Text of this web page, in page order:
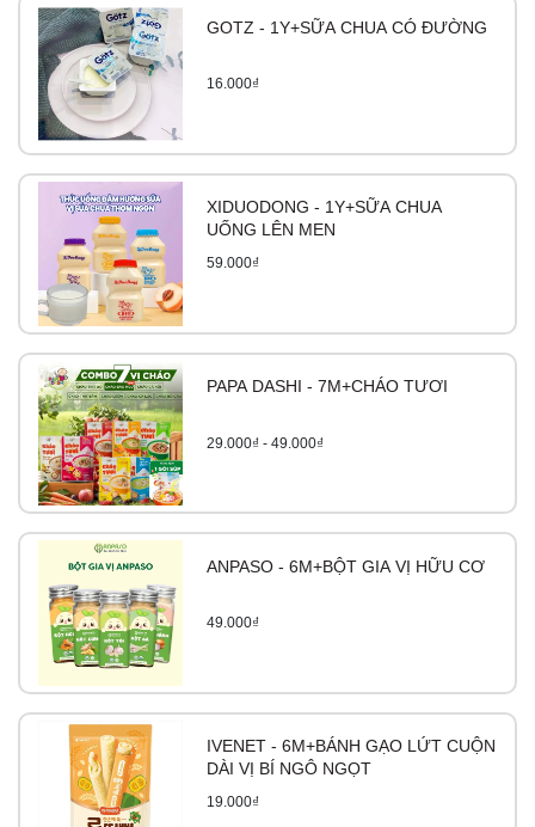
GOTZ - 1Y+SỮA CHUA CÓ ĐƯỜNG
16.000₫
XIDUODONG - 1Y+SỮA CHUA
UỐNG LÊN MEN
59.000₫
PAPA DASHI - 7M+CHÁO TƯƠI
29.000₫ - 49.000₫
ANPASO - 6M+BỘT GIA VỊ HỮU CƠ
49.000₫
IVENET - 6M+BÁNH GẠO LỨT CUỘN
DÀI VỊ BÍ NGÔ NGỌT
19.000₫